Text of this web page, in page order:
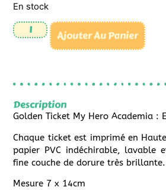
En stock
Ajouter Au Panier
Description
Golden Ticket My Hero Academia :
Chaque ticket est imprimé en
papier PVC indéchirable, lavable
fine couche de dorure très brillante.
Mesure 7 x 14cm